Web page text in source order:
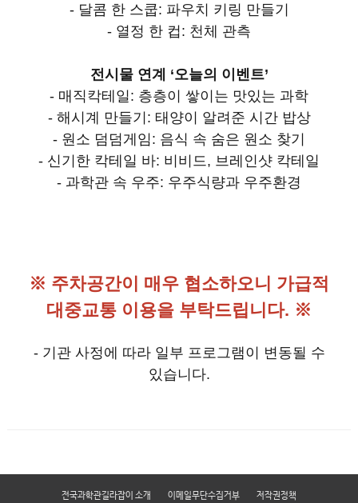
- 달콤 한 스쿱: 파우치 키링 만들기
- 열정 한 컵: 천체 관측
전시물 연계 ‘오늘의 이벤트’
- 매직칵테일: 층층이 쌓이는 맛있는 과학
- 해시계 만들기: 태양이 알려준 시간 밥상
- 원소 덤덤게임: 음식 속 숨은 원소 찾기
- 신기한 칵테일 바: 비비드, 브레인샷 칵테일
- 과학관 속 우주: 우주식량과 우주환경
※ 주차공간이 매우 협소하오니 가급적
대중교통 이용을 부탁드립니다. ※
- 기관 사정에 따라 일부 프로그램이 변동될 수
있습니다.
전국과학관길라잡이 소개 이메일무단수집거부 저작권정책